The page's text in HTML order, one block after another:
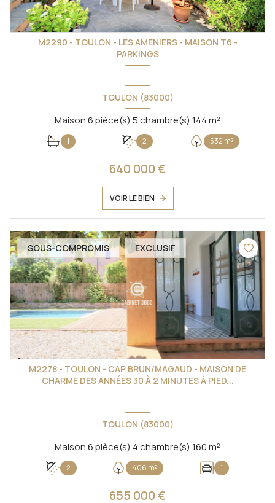
M2290 - TOULON - LES AMENIERS - MAISON T6 -
PARKINGS
TOULON (83000)
Maison 6 pièce(s) 5 chambre(s) 144 m²
1 2 532 m²
640 000 €
VOIR LE BIEN
SOUS-COMPROMIS EXCLUSIF
M2278 - TOULON - CAP BRUN/MAGAUD - MAISON DE
CHARME DES ANNÉES 30 À 2 MINUTES À PIED...
TOULON (83000)
Maison 6 pièce(s) 4 chambre(s) 160 m²
2 406 m² 1
655 000 €